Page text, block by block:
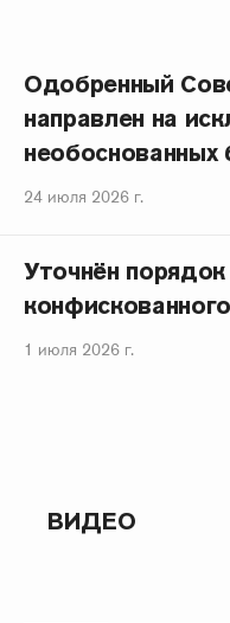
Одобренный
направлен на
24 июля 2026 г.
Уточнён
1 июля 2026 г.
ВИДЕО